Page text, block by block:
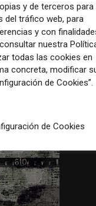
y de terceros para
del tráfico web, para
y con
nuestra
todas las cookies en
concreta, modificar
de Cookies”.
de Cookies